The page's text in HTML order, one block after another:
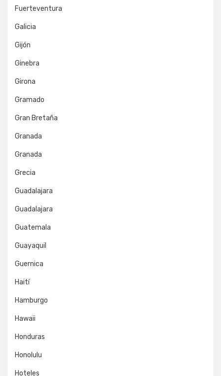
Fuerteventura
Galicia
Gijón
Ginebra
Girona
Gramado
Gran Bretaña
Granada
Granada
Grecia
Guadalajara
Guadalajara
Guatemala
Guayaquil
Guernica
Haití
Hamburgo
Hawaii
Honduras
Honolulu
Hoteles